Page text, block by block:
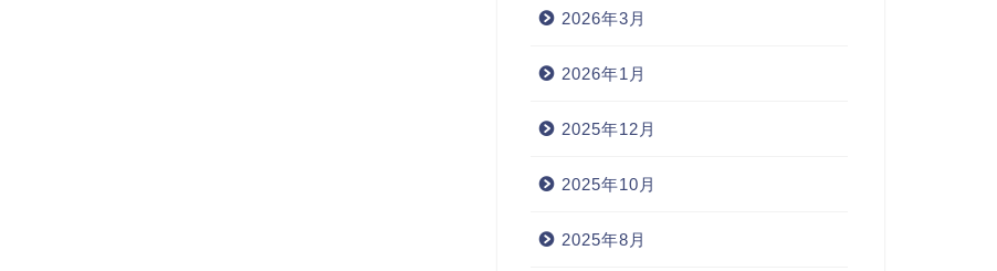
2026年3月
2026年1月
2025年12月
2025年10月
2025年8月